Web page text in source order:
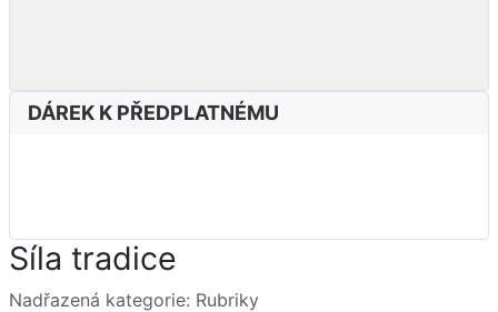
DÁREK K PŘEDPLATNÉMU
Síla tradice
Základní údaje
Nadřazená kategorie: Rubriky